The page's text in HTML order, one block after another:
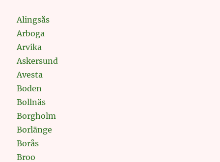
Alingsås
Arboga
Arvika
Askersund
Avesta
Boden
Bollnäs
Borgholm
Borlänge
Borås
Broo